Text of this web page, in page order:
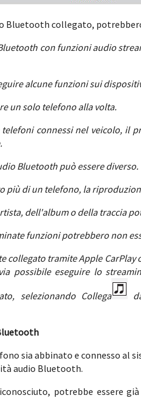
Bluetooth collegato,
con funzioni audio
alcune funzioni sui
un solo telefono alla volta.
connessi nel veicolo, il
Bluetooth può essere diverso.
più di un telefono, la
dell'album o della traccia
funzioni potrebbero non
collegato tramite Apple
possibile eseguire lo
selezionando Collega
sia abbinato e connesso al
audio Bluetooth.
potrebbe essere